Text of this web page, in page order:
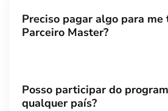
Preciso pagar algo para me
Parceiro Master?
Posso participar do
qualquer país?